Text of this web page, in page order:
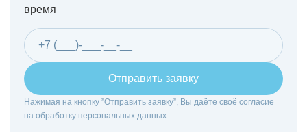
время
Отправить заявку
Нажимая на кнопку ”Отправить заявку”, Вы даёте своё согласие
на обработку персональных данных